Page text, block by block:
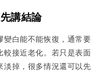
講結論
變白能不能恢復，通常要
較接近老化。若只是表面
淡掉，很多情況還可以先